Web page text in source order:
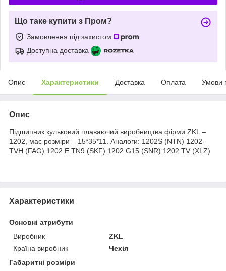
Що таке купити з Пром?
Замовлення під захистом
Доступна доставка
Опис Характеристики Доставка Оплата Умови
Опис
Підшипник кульковий плаваючий виробництва фірми ZKL –
1202, має розміри – 15*35*11. Аналоги: 1202S (NTN) 1202-
TVH (FAG) 1202 E TN9 (SKF) 1202 G15 (SNR) 1202 TV (XLZ)
Характеристики
Основні атрибути
Виробник
ZKL
Країна виробник
Чехія
Габаритні розміри